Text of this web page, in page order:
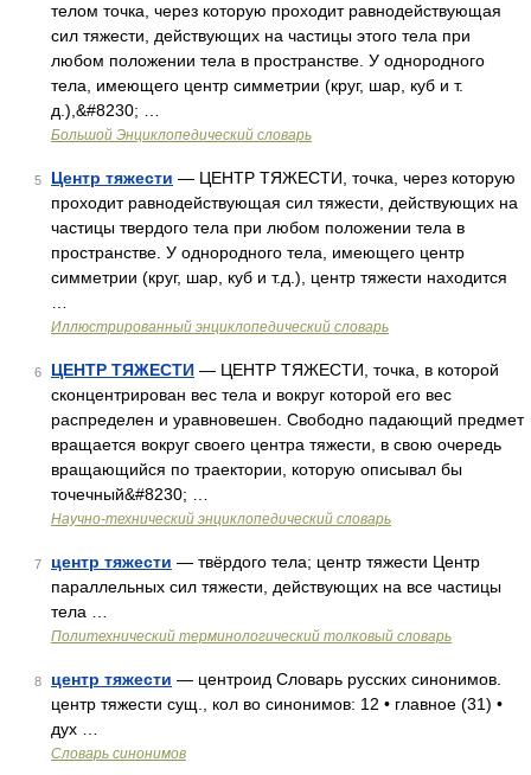
телом точка, через которую проходит равнодействующая
сил тяжести, действующих на частицы этого тела при
любом положении тела в пространстве. У однородного
тела, имеющего центр симметрии (круг, шар, куб и т.
д.),&#8230; …
Большой Энциклопедический словарь
5 Центр тяжести — ЦЕНТР ТЯЖЕСТИ, точка, через которую
проходит равнодействующая сил тяжести, действующих на
частицы твердого тела при любом положении тела в
пространстве. У однородного тела, имеющего центр
симметрии (круг, шар, куб и т.д.), центр тяжести находится
Иллюстрированный энциклопедический словарь
6 ЦЕНТР ТЯЖЕСТИ — ЦЕНТР ТЯЖЕСТИ, точка, в которой
сконцентрирован вес тела и вокруг которой его вес
распределен и уравновешен. Свободно падающий предмет
вращается вокруг своего центра тяжести, в свою очередь
вращающийся по траектории, которую описывал бы
точечный&#8230; …
Научно-технический энциклопедический словарь
7 центр тяжести — твёрдого тела; центр тяжести Центр
параллельных сил тяжести, действующих на все частицы
тела …
Политехнический терминологический толковый словарь
8 центр тяжести — центроид Словарь русских синонимов.
центр тяжести сущ., кол во синонимов: 12 • главное (31) •
дух …
Словарь синонимов